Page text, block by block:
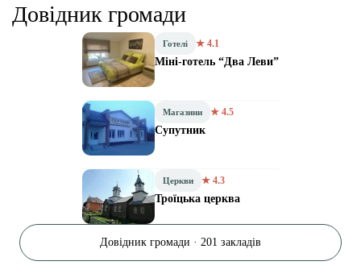
Довідник громади
Готелі ★ 4.1
Міні-готель “Два Леви”
Магазини ★ 4.5
Супутник
Церкви ★ 4.3
Троїцька церква
Довідник громади · 201 закладів